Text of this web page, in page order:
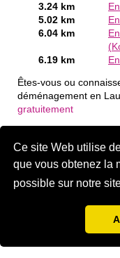
Ce site Web utilise
que vous obtenez la
possible sur notre
3.24 km
5.02 km
6.04 km
6.19 km
Êtes-vous ou
déménagement en
gratuitement
Disclaimer